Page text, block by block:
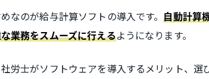
なのが給与計算ソフトの導入です。自動計算
業務をスムーズに行えるようになります。
労士がソフトウェアを導入するメリット、